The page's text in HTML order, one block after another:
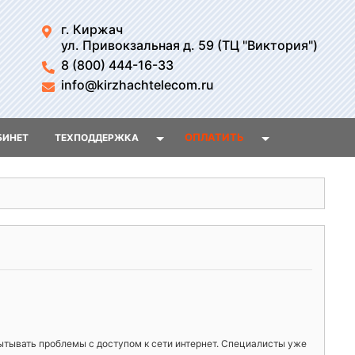
г. Киржач
ул. Привокзальная д. 59 (ТЦ "Виктория")
8 (800) 444-16-33
info@kirzhachtelecom.ru
ТЕХПОДДЕРЖКА ОПЛАТИТЬ
проблемы с доступом к сети интернет. Специалисты уже